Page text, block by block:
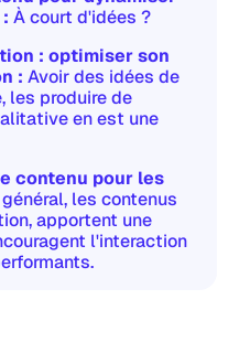
À court d'idées ?
: optimiser son
: Avoir des idées de
les produire de
en est une
contenu pour les
général, les contenus
apportent une
l'interaction